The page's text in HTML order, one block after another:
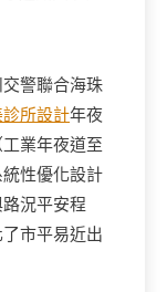
警聯合海珠
所設計年夜
業年夜道至
性優化設計
況平安程
市平易近出